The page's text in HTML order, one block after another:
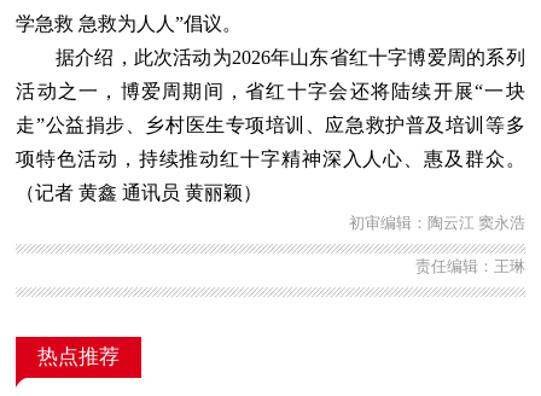
学急救 急救为人人”倡议。
据介绍，此次活动为2026年山东省红十字博爱周的系列
活动之一，博爱周期间，省红十字会还将陆续开展“一块
走”公益捐步、乡村医生专项培训、应急救护普及培训等多
项特色活动，持续推动红十字精神深入人心、惠及群众。
（记者 黄鑫 通讯员 黄丽颖）
初审编辑：陶云江 窦永浩
责任编辑：王琳
热点推荐